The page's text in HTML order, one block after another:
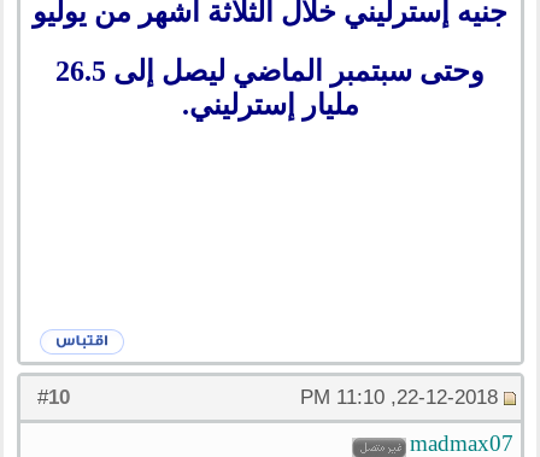
جنيه إسترليني خلال الثلاثة أشهر من يوليو
وحتى سبتمبر الماضي ليصل إلى 26.5
مليار إسترليني.
#
10 22-12-2018, 11:10 PM
madmax07